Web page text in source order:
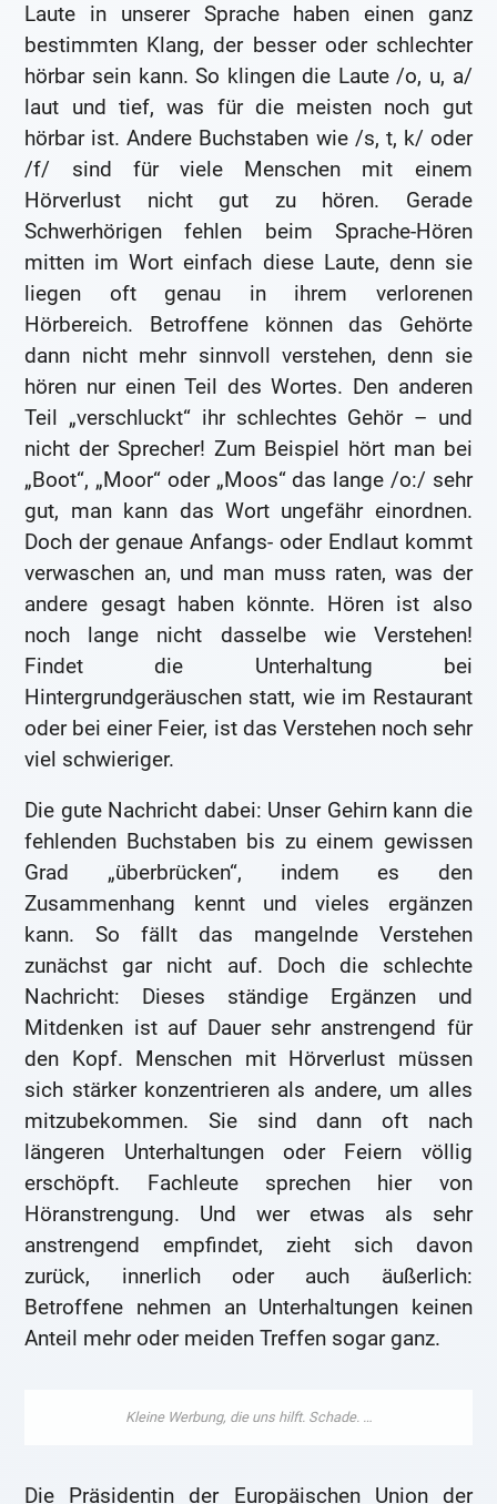
Laute in unserer Sprache haben einen ganz
bestimmten Klang, der besser oder schlechter
hörbar sein kann. So klingen die Laute /o, u, a/
laut und tief, was für die meisten noch gut
hörbar ist. Andere Buchstaben wie /s, t, k/ oder
/f/ sind für viele Menschen mit einem
Hörverlust nicht gut zu hören. Gerade
Schwerhörigen fehlen beim Sprache-Hören
mitten im Wort einfach diese Laute, denn sie
liegen oft genau in ihrem verlorenen
Hörbereich. Betroffene können das Gehörte
dann nicht mehr sinnvoll verstehen, denn sie
hören nur einen Teil des Wortes. Den anderen
Teil „verschluckt“ ihr schlechtes Gehör – und
nicht der Sprecher! Zum Beispiel hört man bei
„Boot“, „Moor“ oder „Moos“ das lange /o:/ sehr
gut, man kann das Wort ungefähr einordnen.
Doch der genaue Anfangs- oder Endlaut kommt
verwaschen an, und man muss raten, was der
andere gesagt haben könnte. Hören ist also
noch lange nicht dasselbe wie Verstehen!
Findet die Unterhaltung bei
Hintergrundgeräuschen statt, wie im Restaurant
oder bei einer Feier, ist das Verstehen noch sehr
viel schwieriger.
Die gute Nachricht dabei: Unser Gehirn kann die
fehlenden Buchstaben bis zu einem gewissen
Grad „überbrücken“, indem es den
Zusammenhang kennt und vieles ergänzen
kann. So fällt das mangelnde Verstehen
zunächst gar nicht auf. Doch die schlechte
Nachricht: Dieses ständige Ergänzen und
Mitdenken ist auf Dauer sehr anstrengend für
den Kopf. Menschen mit Hörverlust müssen
sich stärker konzentrieren als andere, um alles
mitzubekommen. Sie sind dann oft nach
längeren Unterhaltungen oder Feiern völlig
erschöpft. Fachleute sprechen hier von
Höranstrengung. Und wer etwas als sehr
anstrengend empfindet, zieht sich davon
zurück, innerlich oder auch äußerlich:
Betroffene nehmen an Unterhaltungen keinen
Anteil mehr oder meiden Treffen sogar ganz.
Die Präsidentin der Europäischen Union der